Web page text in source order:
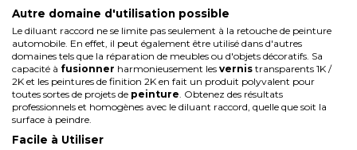
Autre domaine d'utilisation possible
Le diluant raccord ne se limite pas seulement à la retouche de peinture
automobile. En effet, il peut également être utilisé dans d'autres
domaines tels que la réparation de meubles ou d'objets décoratifs. Sa
capacité à fusionner harmonieusement les vernis transparents 1K /
2K et les peintures de finition 2K en fait un produit polyvalent pour
toutes sortes de projets de peinture . Obtenez des résultats
professionnels et homogènes avec le diluant raccord, quelle que soit la
surface à peindre.
Facile à Utiliser